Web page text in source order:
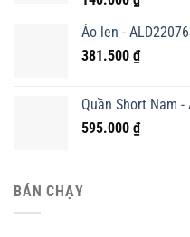
Áo len -
381.500 ₫
Quần Short Nam -
595.000 ₫
BÁN CHẠY